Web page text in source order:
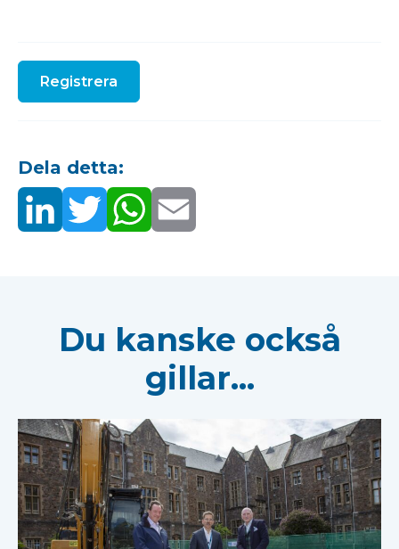
Registrera
Dela detta:
Du kanske också
gillar...